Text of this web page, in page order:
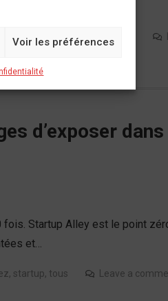
Voir les préférences
naugmentent Pass
d’exposer
fois. Startup Alley est le point
et…
, startup, tous Leave a